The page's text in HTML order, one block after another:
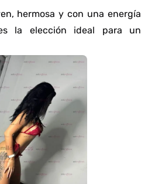
hermosa y con una energía
la elección ideal para un